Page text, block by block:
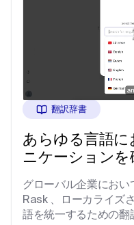
翻訳辞書
あらゆる言語に
ニケーションを
グローバル企業におい
Rask 、ローカライズ
語を統一するための翻